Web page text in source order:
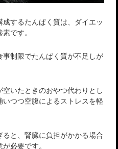
するたんぱく質は、ダイエッ
です。
制限でたんぱく質が不足しが
いたときのおやつ代わりとし
つつ空腹によるストレスを軽
と、腎臓に負担がかかる場合
必要です。